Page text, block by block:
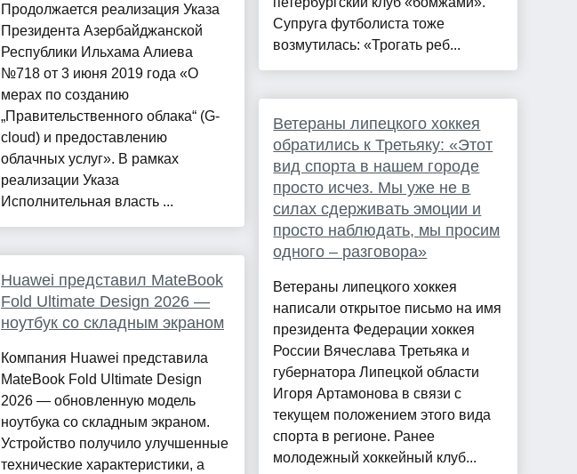
Продолжается реализация Указа
Президента Азербайджанской
Республики Ильхама Алиева
№718 от 3 июня 2019 года «О
мерах по созданию
„Правительственного облака“ (G-
cloud) и предоставлению
облачных услуг». В рамках
реализации Указа
Исполнительная власть ...
Huawei представил MateBook
Fold Ultimate Design 2026 —
ноутбук со складным экраном
Компания Huawei представила
MateBook Fold Ultimate Design
2026 — обновленную модель
ноутбука со складным экраном.
Устройство получило улучшенные
технические характеристики, а
Супруга футболиста тоже
возмутилась: «Трогать реб...
Ветераны липецкого хоккея
обратились к Третьяку: «Этот
вид спорта в нашем городе
просто исчез. Мы уже не в
силах сдерживать эмоции и
просто наблюдать, мы просим
одного – разговора»
Ветераны липецкого хоккея
написали открытое письмо на имя
президента Федерации хоккея
России Вячеслава Третьяка и
губернатора Липецкой области
Игоря Артамонова в связи с
текущем положением этого вида
спорта в регионе. Ранее
молодежный хоккейный клуб...